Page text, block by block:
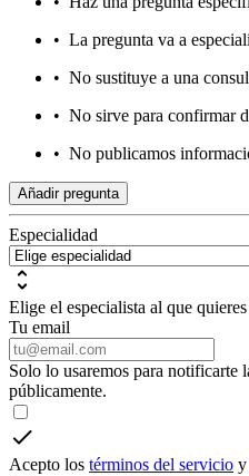
• La pregunta va a
• No sustituye a una
• No sirve para confirmar
• No publicamos
Añadir pregunta
Especialidad
Elige el especialista al que
Tu email
Solo lo usaremos para notificarte
públicamente.
Acepto los términos del servicio y